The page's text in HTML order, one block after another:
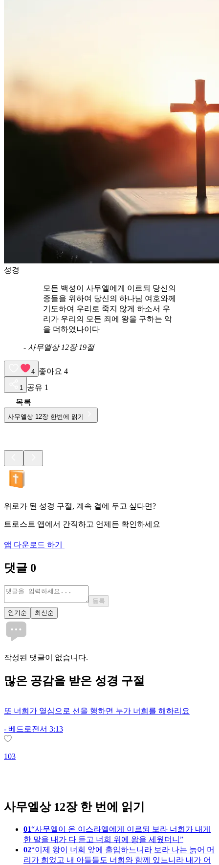
성경
모든 백성이 사무엘에게 이르되 당신의
종들을 위하여 당신의 하나님 여호와께
기도하여 우리로 죽지 않게 하소서 우
리가 우리의 모든 죄에 왕을 구하는 악
을 더하였나이다
- 사무엘상 12장 19절
4 좋아요 4
1 공유 1
목록
사무엘상 12장 한번에 읽기
위로가 된 성경 구절, 계속 곁에 두고 싶다면?
트로스트 앱에서 간직하고 언제든 확인하세요
앱 다운로드 하기
댓글 0
등록
인기순
최신순
작성된 댓글이 없습니다.
많은 공감을 받은 성경 구절
또 너희가 열심으로 선을 행하면 누가 너희를 해하리요
- 베드로전서 3:13
103
사무엘상 12장 한 번에 읽기
01 사무엘이 온 이스라엘에게 이르되 보라 너희가 내게
한 말을 내가 다 듣고 너희 위에 왕을 세웠더니
02 이제 왕이 너희 앞에 출입하느니라 보라 나는 늙어 머
리가 희었고 내 아들들도 너희와 함께 있느니라 내가 어